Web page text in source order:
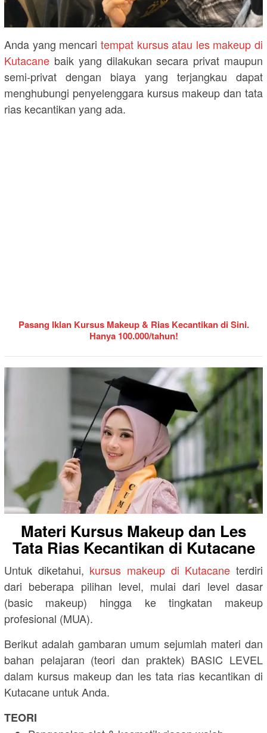
Anda yang mencari tempat kursus atau les makeup di
Kutacane baik yang dilakukan secara privat maupun
semi-privat dengan biaya yang terjangkau dapat
menghubungi penyelenggara kursus makeup dan tata
rias kecantikan yang ada.
Pasang Iklan Kursus Makeup & Rias Kecantikan di Sini.
Hanya 100.000/tahun!
Materi Kursus Makeup dan Les
Tata Rias Kecantikan di Kutacane
Untuk diketahui, kursus makeup di Kutacane terdiri
dari beberapa pilihan level, mulai dari level dasar
(basic makeup) hingga ke tingkatan makeup
profesional (MUA).
Berikut adalah gambaran umum sejumlah materi dan
bahan pelajaran (teori dan praktek) BASIC LEVEL
dalam kursus makeup dan les tata rias kecantikan di
Kutacane untuk Anda.
TEORI